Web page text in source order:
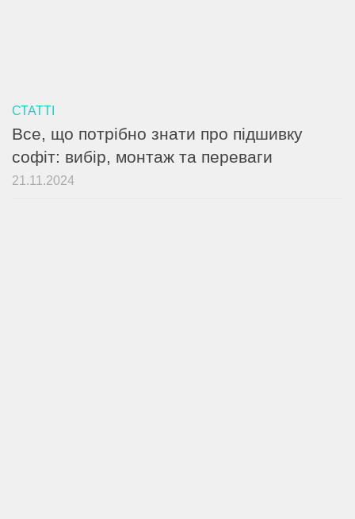
СТАТТІ
Все, що потрібно знати про підшивку
софіт: вибір, монтаж та переваги
21.11.2024